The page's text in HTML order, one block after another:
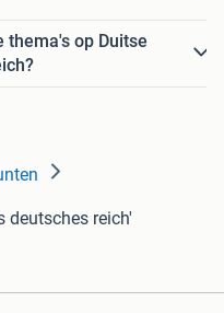
thema's op Duitse
deutsches reich'